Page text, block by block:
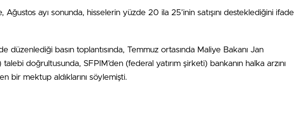
Ağustos ayı sonunda, hisselerin yüzde 20 ila 25’inin satışını desteklediğini ifade
düzenlediği basın toplantısında, Temmuz ortasında Maliye Bakanı Jan
doğrultusunda, SFPIM’den (federal yatırım şirketi) bankanın halka arzını
bir mektup aldıklarını söylemişti.